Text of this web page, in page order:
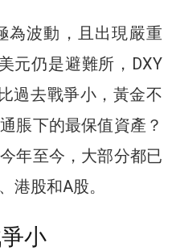
為波動，且出現嚴重
元仍是避難所，DXY
過去戰爭小，黃金不
脹下的最保值資產？
年至今，大部分都已
港股和A股。
小